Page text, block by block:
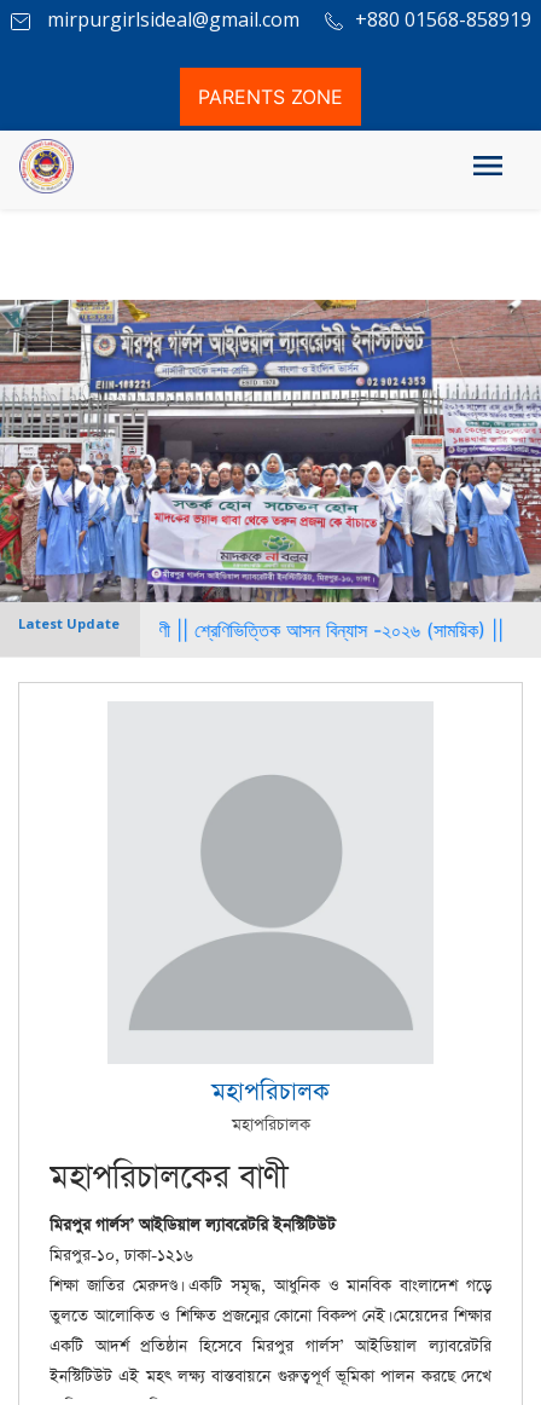
mirpurgirlsideal@gmail.com +880 01568-858919
PARENTS ZONE
Latest Update
থেকে ১০ শ্রেণী || শ্রেণিভিত্তিক আসন বিন্যাস -২০২৬ (সাময়িক) || মিরপুর গার্লস
মহাপরিচালক
মহাপরিচালক
মহাপরিচালকের বাণী
মিরপুর গার্লস’ আইডিয়াল ল্যাবরেটরি ইনস্টিটিউট
মিরপুর-১০, ঢাকা-১২১৬
শিক্ষা জাতির মেরুদণ্ড। একটি সমৃদ্ধ, আধুনিক ও মানবিক বাংলাদেশ গড়ে
তুলতে আলোকিত ও শিক্ষিত প্রজন্মের কোনো বিকল্প নেই। মেয়েদের শিক্ষার
একটি আদর্শ প্রতিষ্ঠান হিসেবে মিরপুর গার্লস’ আইডিয়াল ল্যাবরেটরি
ইনস্টিটিউট এই মহৎ লক্ষ্য বাস্তবায়নে গুরুত্বপূর্ণ ভূমিকা পালন করছে দেখে